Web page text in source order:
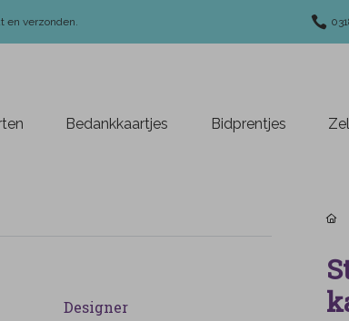
en verzonden.
Bedankkaartjes Bidprentjes
Designer